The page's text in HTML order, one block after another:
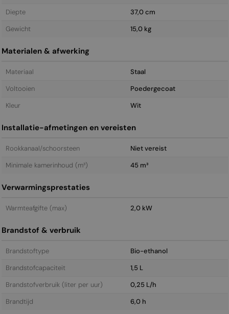
Diepte
37,0 cm
Gewicht
15,0 kg
Materialen & afwerking
Materiaal
Staal
Voltooien
Poedergecoat
Kleur
Wit
Installatie-afmetingen en vereisten
Rookkanaal/schoorsteen
Niet vereist
Minimale kamerinhoud (m³)
45 m³
Verwarmingsprestaties
Warmteafgifte (max) 2,0 kW
Brandstof & verbruik
Brandstoftype
Bio-ethanol
Brandstofcapaciteit
1,5 L
Brandstofverbruik (liter per uur)
0,25 L/h
Brandtijd
6,0 h